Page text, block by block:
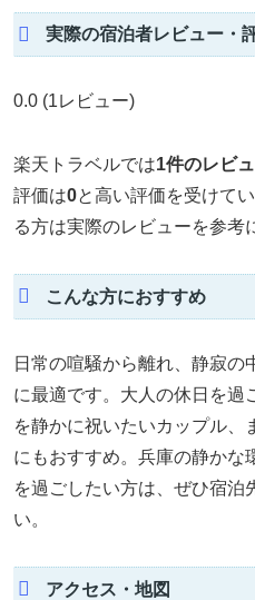
実際の宿泊者レビュー・
0.0 (1レビュー)
楽天トラベルでは1件のレビ
評価は0と高い評価を受けて
る方は実際のレビューを参考
こんな方におすすめ
日常の喧騒から離れ、静寂
に最適です。大人の休日を過
を静かに祝いたいカップル、
にもおすすめ。兵庫の静かな
を過ごしたい方は、ぜひ宿泊
い。
アクセス・地図